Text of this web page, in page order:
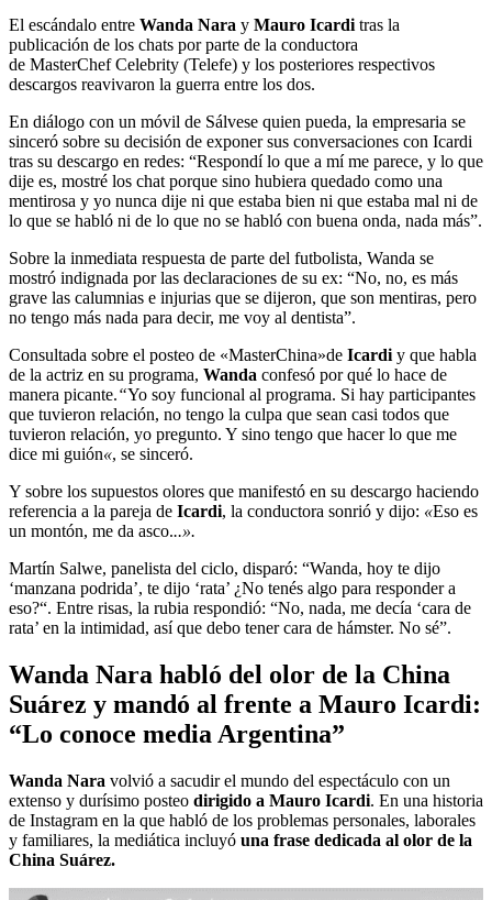
Compartir
El escándalo entre Wanda Nara y Mauro Icardi tras la
publicación de los chats por parte de la conductora
de MasterChef Celebrity (Telefe) y los posteriores respectivos
descargos reavivaron la guerra entre los dos.
En diálogo con un móvil de Sálvese quien pueda, la empresaria se
sinceró sobre su decisión de exponer sus conversaciones con Icardi
tras su descargo en redes: “Respondí lo que a mí me parece, y lo que
dije es, mostré los chat porque sino hubiera quedado como una
mentirosa y yo nunca dije ni que estaba bien ni que estaba mal ni de
lo que se habló ni de lo que no se habló con buena onda, nada más”.
Sobre la inmediata respuesta de parte del futbolista, Wanda se
mostró indignada por las declaraciones de su ex: “No, no, es más
grave las calumnias e injurias que se dijeron, que son mentiras, pero
no tengo más nada para decir, me voy al dentista”.
Consultada sobre el posteo de «MasterChina»de Icardi y que habla
de la actriz en su programa, Wanda confesó por qué lo hace de
manera picante.“Yo soy funcional al programa. Si hay participantes
que tuvieron relación, no tengo la culpa que sean casi todos que
tuvieron relación, yo pregunto. Y sino tengo que hacer lo que me
dice mi guión«, se sinceró.
Y sobre los supuestos olores que manifestó en su descargo haciendo
referencia a la pareja de Icardi, la conductora sonrió y dijo: «Eso es
un montón, me da asco...».
Martín Salwe, panelista del ciclo, disparó: “Wanda, hoy te dijo
‘manzana podrida’, te dijo ‘rata’ ¿No tenés algo para responder a
eso?“. Entre risas, la rubia respondió: “No, nada, me decía ‘cara de
rata’ en la intimidad, así que debo tener cara de hámster. No sé”.
Wanda Nara habló del olor de la China
Suárez y mandó al frente a Mauro Icardi:
“Lo conoce media Argentina”
Wanda Nara volvió a sacudir el mundo del espectáculo con un
extenso y durísimo posteo dirigido a Mauro Icardi. En una historia
de Instagram en la que habló de los problemas personales, laborales
y familiares, la mediática incluyó una frase dedicada al olor de la
China Suárez.